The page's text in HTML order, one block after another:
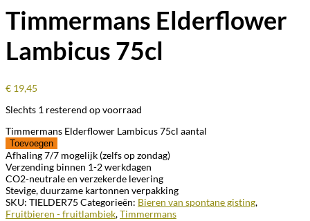
Timmermans Elderflower
Lambicus 75cl
€ 19,45
Slechts 1 resterend op voorraad
Timmermans Elderflower Lambicus 75cl aantal
Toevoegen
Afhaling 7/7 mogelijk (zelfs op zondag)
Verzending binnen 1-2 werkdagen
CO2-neutrale en verzekerde levering
Stevige, duurzame kartonnen verpakking
SKU: TIELDER75 Categorieën: Bieren van spontane gisting,
Fruitbieren - fruitlambiek,Timmermans